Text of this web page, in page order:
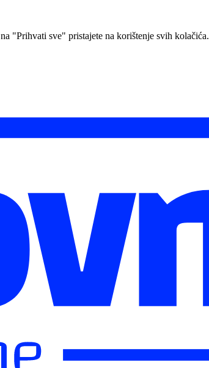
"Prihvati sve" pristajete na korištenje svih kolačića.